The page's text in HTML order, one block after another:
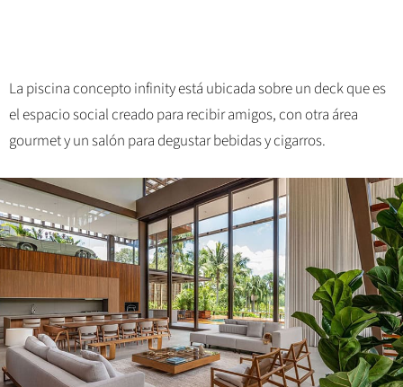
La piscina concepto infinity está ubicada sobre un deck que es
el espacio social creado para recibir amigos, con otra área
gourmet y un salón para degustar bebidas y cigarros.